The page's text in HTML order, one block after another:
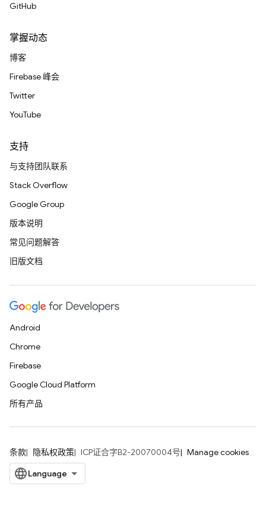
GitHub
掌握动态
博客
Firebase 峰会
Twitter
YouTube
支持
与支持团队联系
Stack Overflow
Google Group
版本说明
常见问题解答
旧版文档
Android
Chrome
Firebase
Google Cloud Platform
所有产品
条款 隐私权政策 ICP证合字B2-20070004号 Manage cookies